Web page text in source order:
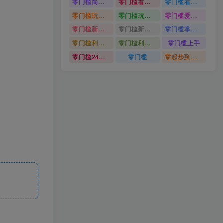
零门槛玩转伙伴计划与精选独家单日稳定收益1k
零门槛玩转伙伴计划与精选独家
零门槛爱奇艺变现冷门赛道
零门槛新手快速入门闲鱼电商日赚百元新手必看教程
零门槛新手快速入门闲鱼电商日赚百元
零门槛掌握汽车赛道变现玩法
零门槛利用AI只需几分钟轻松做出带货短视频
零门槛利用AI
零门槛上手
零门槛24小时无人值守被动创收项目
零门槛 零起步到独立实操